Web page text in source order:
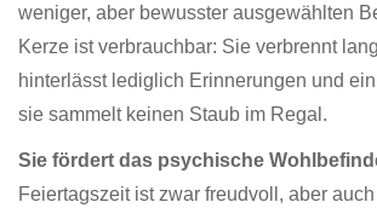
weniger, aber bewusster ausgewählten
Kerze ist verbrauchbar: Sie verbrennt
hinterlässt lediglich Erinnerungen und
sie sammelt keinen Staub im Regal.
Sie fördert das psychische
Feiertagszeit ist zwar freudvoll, aber